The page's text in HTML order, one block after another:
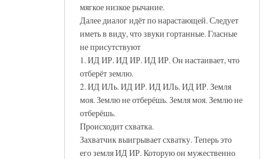
мягкое низкое рычание.
Далее диалог идёт по нарастающей. Следует
иметь в виду, что звуки гортанные. Гласные
не присутствуют
1. ИД ИР. ИД ИР. ИД ИР. Он настаивает, что
отберёт землю.
2. ИД ИЛь. ИД ИР. ИД ИЛь. ИД ИР. Земля
моя. Землю не отберёшь. Земля моя. Землю не
отберёшь.
Происходит схватка.
Захватчик выигрывает схватку. Теперь это
его земля ИД ИР. Которую он мужественно